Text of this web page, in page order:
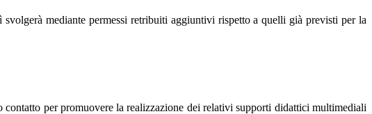
mediante permessi retribuiti aggiuntivi rispetto a quelli già previsti per la
per promuovere la realizzazione dei relativi supporti didattici multimediali